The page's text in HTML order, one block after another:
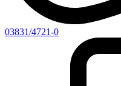
03831/4721-0